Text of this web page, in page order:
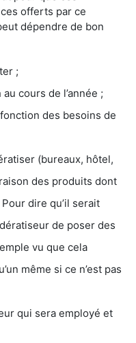
offerts par ce
dépendre de bon
;
cours de l’année ;
des besoins de
(bureaux, hôtel,
des produits dont
dire qu’il serait
de poser des
vu que cela
même si ce n’est pas
qui sera employé et